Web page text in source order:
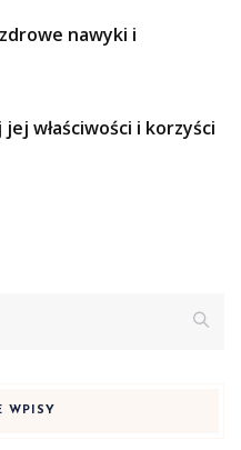
nawyki i
właściwości i korzyści
WPISY